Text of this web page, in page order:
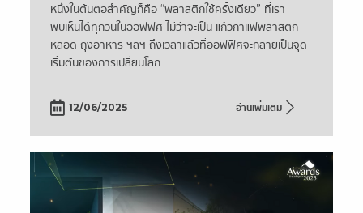
หนึ่งในต้นตอสำคัญก็คือ “พลาสติกใช้ครั้งเดียว” ที่เรา
พบเห็นได้ทุกวันในออฟฟิศ ไม่ว่าจะเป็น แก้วกาแฟพลาสติก
หลอด ถุงอาหาร ฯลฯ ถึงเวลาแล้วที่ออฟฟิศจะกลายเป็นจุด
เริ่มต้นของการเปลี่ยนโลก
12/06/2025 อ่านเพิ่มเติม